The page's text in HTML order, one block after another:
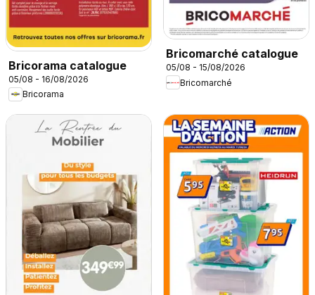
Bricorama catalogue
05/08 - 16/08/2026
Bricorama
Bricomarché catalogue
05/08 - 15/08/2026
Bricomarché